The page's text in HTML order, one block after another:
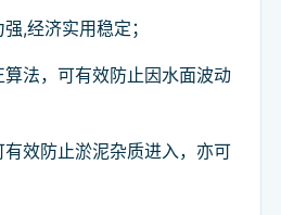
,经济实用稳定；
法，可有效防止因水面波动
效防止淤泥杂质进入，亦可